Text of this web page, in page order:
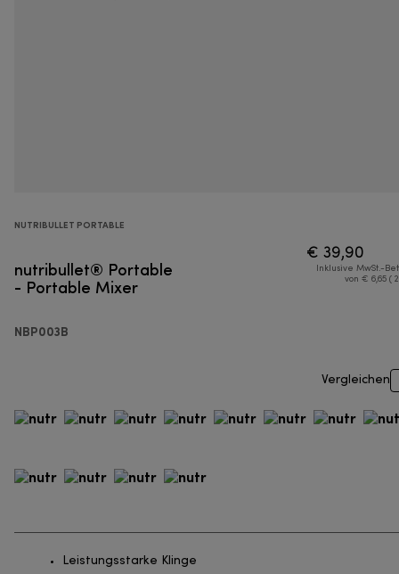
NUTRIBULLET PORTABLE
nutribullet® Portable
- Portable Mixer
NBP003B
€ 39,90
Inklusive MwSt.-
von € 6,65 (
Vergleichen
Leistungsstarke Klinge